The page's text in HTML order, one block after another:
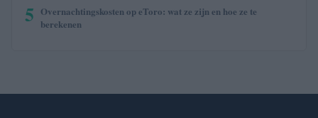
5 Overnachtingskosten op eToro: wat ze zijn en hoe ze te
berekenen